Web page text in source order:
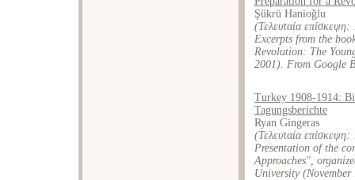
Şükrü Hanioğlu
(Τελευταία επίσκεψη:
Excerpts from the
Revolution: The
2001). From Google
Turkey 1908-1914:
Tagungsberichte
Ryan Gingeras
(Τελευταία επίσκεψη:
Presentation of the
Approaches",
University